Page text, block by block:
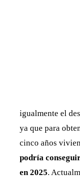
igualmente el
ya que para
cinco años
podría
en 2025.